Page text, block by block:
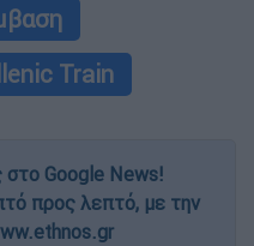
Train
Google News!
προς λεπτό, με την